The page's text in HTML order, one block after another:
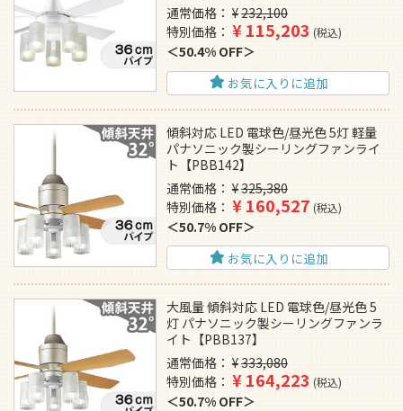
通常価格
¥232,100
特別価格
¥115,203 税込
50.4% OFF
お気に入りに追加
傾斜対応 LED 電球色/昼光色 5灯 軽量
パナソニック製シーリングファンライ
ト【PBB142】
通常価格
¥325,380
特別価格
¥160,527 税込
50.7% OFF
お気に入りに追加
大風量 傾斜対応 LED 電球色/昼光色 5
灯 パナソニック製シーリングファンラ
イト【PBB137】
通常価格
¥333,080
特別価格
¥164,223 税込
50.7% OFF